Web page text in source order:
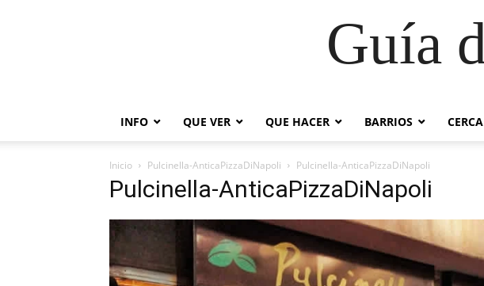
Guía
INFO QUE VER QUE HACER BARRIOS
Inicio Pulcinella-AnticaPizzaDiNapoli Pulcinella-AnticaPizzaDiNapoli
Pulcinella-AnticaPizzaDiNapoli